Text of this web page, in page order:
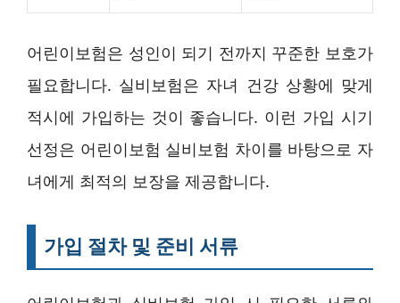
어린이보험은 성인이 되기 전까지 꾸준한 보호가
필요합니다. 실비보험은 자녀 건강 상황에 맞게
적시에 가입하는 것이 좋습니다. 이런 가입 시기
선정은 어린이보험 실비보험 차이를 바탕으로 자
녀에게 최적의 보장을 제공합니다.
가입 절차 및 준비 서류